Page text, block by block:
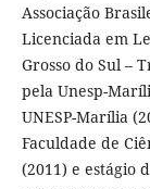
Associação
Licenciada em
Grosso do Sul –
pela Unesp-
UNESP-Marília
Faculdade de
(2011) e estágio